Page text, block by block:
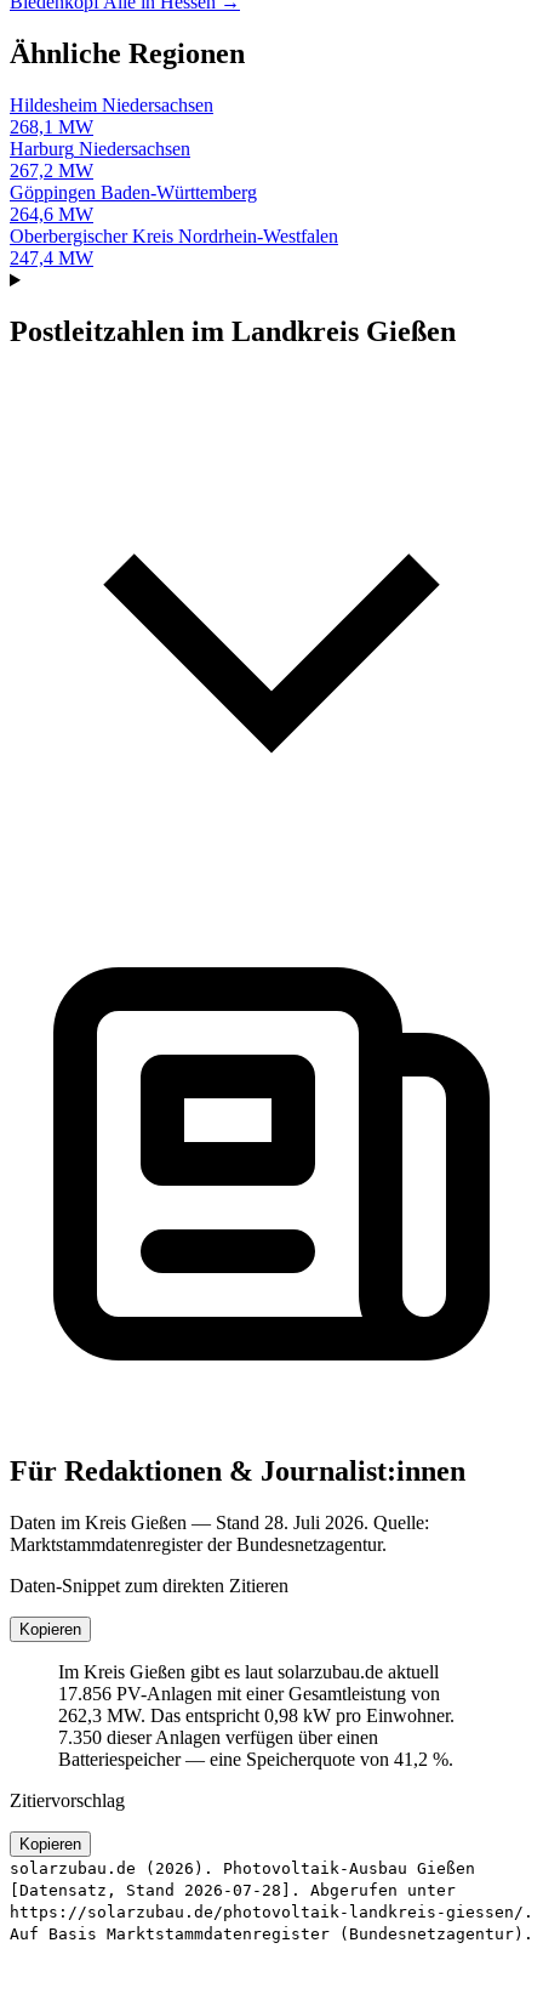
Ähnliche Regionen
Hildesheim Niedersachsen
268,1 MW
Harburg Niedersachsen
267,2 MW
Göppingen Baden-Württemberg
264,6 MW
Oberbergischer Kreis Nordrhein-Westfalen
247,4 MW
Postleitzahlen im Landkreis Gießen
Für Redaktionen & Journalist:innen
Daten im Kreis Gießen — Stand 28. Juli 2026. Quelle:
Marktstammdatenregister der Bundesnetzagentur.
Daten-Snippet zum direkten Zitieren
Kopieren
Im Kreis Gießen gibt es laut solarzubau.de aktuell
17.856 PV-Anlagen mit einer Gesamtleistung von
262,3 MW. Das entspricht 0,98 kW pro Einwohner.
7.350 dieser Anlagen verfügen über einen
Batteriespeicher — eine Speicherquote von 41,2 %.
Zitiervorschlag
Kopieren
solarzubau.de (2026). Photovoltaik-Ausbau Gießen
[Datensatz, Stand 2026-07-28]. Abgerufen unter
https://solarzubau.de/photovoltaik-landkreis-giessen/.
Auf Basis Marktstammdatenregister (Bundesnetzagentur).